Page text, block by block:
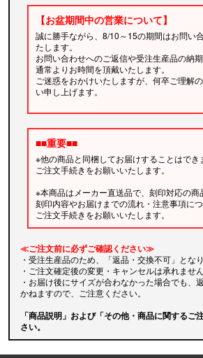
【お盆期間中の営業について】
誠に勝手ながら、8/10～15の期間はお問い
たします。
お問い合わせへのご返信や受注生産品の納期
通常よりお時間を頂戴いたします。
ご迷惑をおかけいたしますが、何卒ご理解
い申し上げます。
■■重要■■
※他の商品と同梱してお届けすることはでき
ご注文手続きをお願いいたします。
※本商品はメーカー直送品で、刻印対応の商
刻印内容やお届けまでの流れ・注意事項に
ご注文手続きをお願いいたします。
≪ご注文前に必ずご確認ください≫
・受注生産品のため、「返品・交換不可」となり
・ご注文確定後の変更・キャンセルは承れません
・お届け後にサイズが合わなかった場合でも、
かねますので、ご注意ください。
「商品説明」および「その他・商品に関するご
さい。